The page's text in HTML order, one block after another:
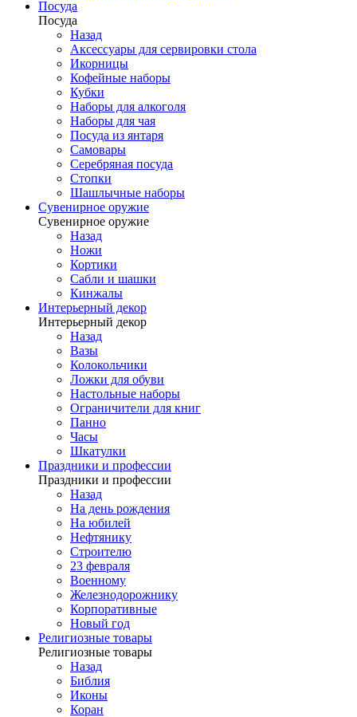
Посуда
Посуда
Назад
Аксессуары для сервировки стола
Икорницы
Кофейные наборы
Кубки
Наборы для алкоголя
Наборы для чая
Посуда из янтаря
Самовары
Серебряная посуда
Стопки
Шашлычные наборы
Сувенирное оружие
Сувенирное оружие
Назад
Ножи
Кортики
Сабли и шашки
Кинжалы
Интерьерный декор
Интерьерный декор
Назад
Вазы
Колокольчики
Ложки для обуви
Настольные наборы
Ограничители для книг
Панно
Часы
Шкатулки
Праздники и профессии
Праздники и профессии
Назад
На день рождения
На юбилей
Нефтянику
Строителю
23 февраля
Военному
Железнодорожнику
Корпоративные
Новый год
Религиозные товары
Религиозные товары
Назад
Библия
Иконы
Коран